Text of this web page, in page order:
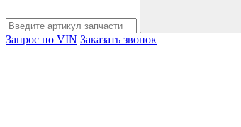
Запрос по VIN Заказать звонок